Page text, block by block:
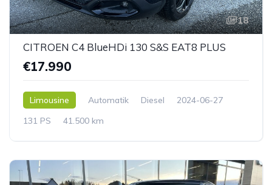
18
CITROEN C4 BlueHDi 130 S&S EAT8 PLUS
€17.990
Limousine Automatik Diesel
2024-06-27
131 PS
41.500 km